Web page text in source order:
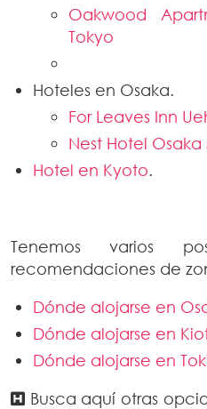
Oakwood
Tokyo
Hoteles en Osaka.
For Leaves Inn
Nest Hotel Osaka
Hotel en Kyoto.
Tenemos varios
recomendaciones de
Dónde alojarse en
Dónde alojarse en
Dónde alojarse en
Busca aquí otras